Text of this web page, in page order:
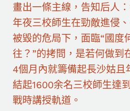
畫出一條主線，告知后人
年夜三校師生在勁敵進侵
被毀的危局下，面臨“國度
往？”的拷問，是若何做到
4個月內就籌備起長沙姑且
結起1600余名三校師生達
戰時講授軌道。